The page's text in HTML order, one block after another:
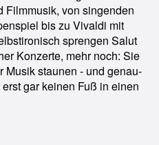
Filmmusik, von singenden
bis zu Vivaldi mit
sprengen Salut
Konzerte, mehr noch: Sie
Musik staunen - und genau-
gar keinen Fuß in einen